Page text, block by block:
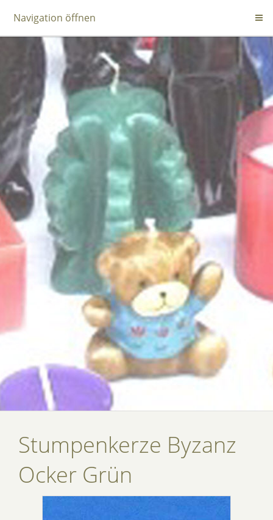
Navigation öffnen
Stumpenkerze Byzanz
Ocker Grün